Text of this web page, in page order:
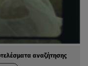
αναζήτησης